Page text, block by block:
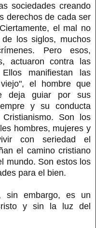
sociedades creando
derechos de cada ser
el mal no
los siglos, muchos
Pero esos,
actuaron contra las
manifiestan las
el hombre que
deja guiar por sus
y su conducta
Son los
hombres, mujeres y
con seriedad el
el camino cristiano
mundo. Son estos los
para el bien.
sin embargo, es un
y sin la luz del